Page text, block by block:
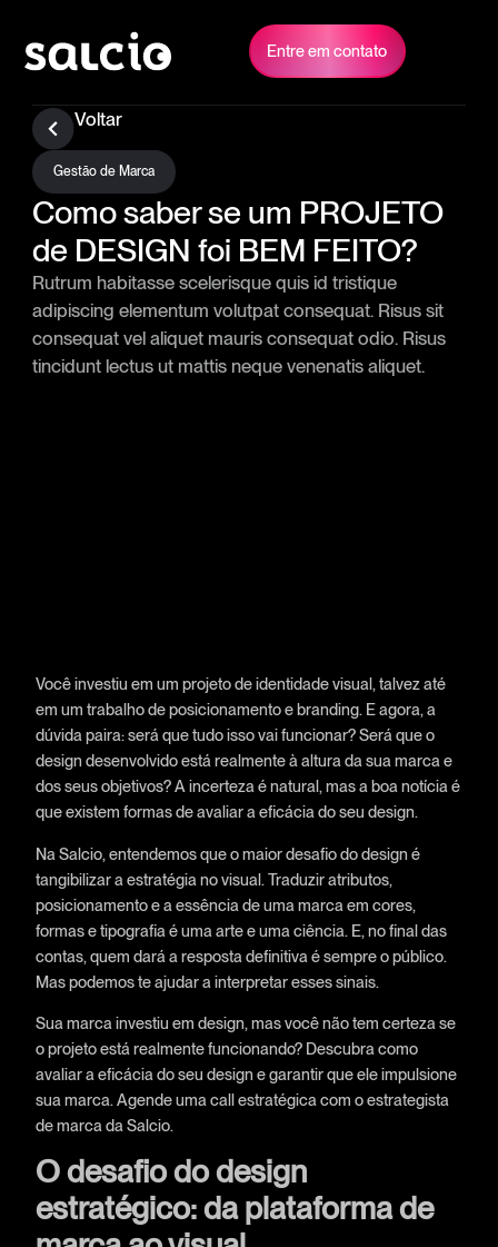
Entre em contato
Voltar
Gestão de Marca
Como saber se um PROJETO
de DESIGN foi BEM FEITO?
Rutrum habitasse scelerisque quis id tristique
adipiscing elementum volutpat consequat. Risus sit
consequat vel aliquet mauris consequat odio. Risus
tincidunt lectus ut mattis neque venenatis aliquet.
Você investiu em um projeto de identidade visual, talvez até
em um trabalho de posicionamento e branding. E agora, a
dúvida paira: será que tudo isso vai funcionar? Será que o
design desenvolvido está realmente à altura da sua marca e
dos seus objetivos? A incerteza é natural, mas a boa notícia é
que existem formas de avaliar a eficácia do seu design.
Na Salcio, entendemos que o maior desafio do design é
tangibilizar a estratégia no visual. Traduzir atributos,
posicionamento e a essência de uma marca em cores,
formas e tipografia é uma arte e uma ciência. E, no final das
contas, quem dará a resposta definitiva é sempre o público.
Mas podemos te ajudar a interpretar esses sinais.
Sua marca investiu em design, mas você não tem certeza se
o projeto está realmente funcionando? Descubra como
avaliar a eficácia do seu design e garantir que ele impulsione
sua marca. Agende uma call estratégica com o estrategista
de marca da Salcio.
O desafio do design
estratégico: da plataforma de